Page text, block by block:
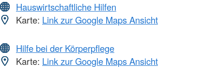
Hauswirtschaftliche Hilfen
Karte: Link zur Google Maps Ansicht
Hilfe bei der Körperpflege
Karte: Link zur Google Maps Ansicht